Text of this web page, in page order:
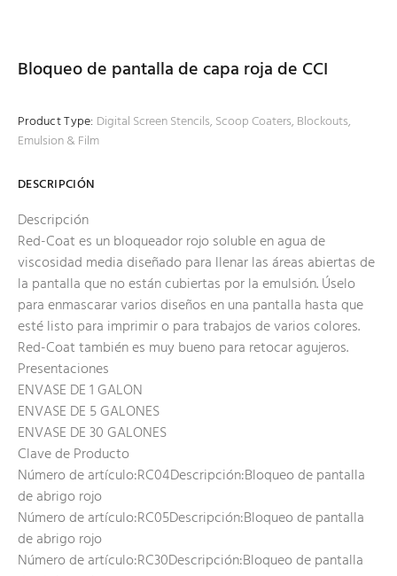
Bloqueo de pantalla de capa roja de CCI
Product Type: Digital Screen Stencils, Scoop Coaters, Blockouts,
Emulsion & Film
DESCRIPCIÓN
Descripción
Red-Coat es un bloqueador rojo soluble en agua de
viscosidad media diseñado para llenar las áreas abiertas de
la pantalla que no están cubiertas por la emulsión. Úselo
para enmascarar varios diseños en una pantalla hasta que
esté listo para imprimir o para trabajos de varios colores.
Red-Coat también es muy bueno para retocar agujeros.
Presentaciones
ENVASE DE 1 GALON
ENVASE DE 5 GALONES
ENVASE DE 30 GALONES
Clave de Producto
Número de artículo:RC04Descripción:Bloqueo de pantalla
de abrigo rojo
Número de artículo:RC05Descripción:Bloqueo de pantalla
de abrigo rojo
Número de artículo:RC30Descripción:Bloqueo de pantalla